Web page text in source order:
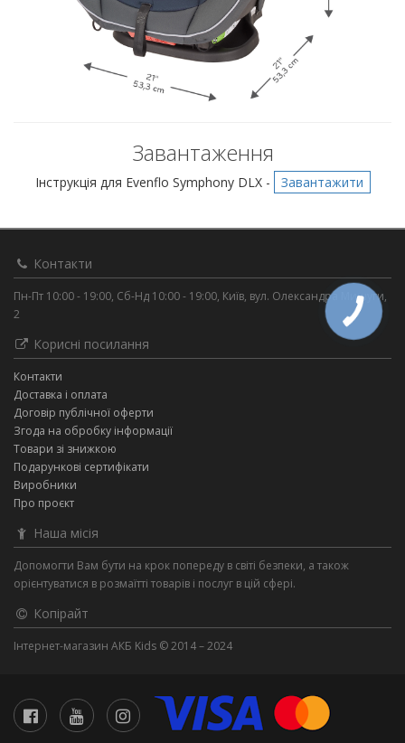
Завантаження
Інструкція для Evenflo Symphony DLX - Завантажити
Контакти
Пн-Пт 10:00 - 19:00, Сб-Нд 10:00 - 19:00, Київ, вул. Олександра Мишуги,
2
Корисні посилання
Контакти
Доставка і оплата
Договір публічної оферти
Згода на обробку інформації
Товари зі знижкою
Подарункові сертифікати
Виробники
Про проєкт
Наша місія
Допомогти Вам бути на крок попереду в світі безпеки, а також
орієнтуватися в розмаїтті товарів і послуг в цій сфері.
Копірайт
Інтернет-магазин АКБ Kids © 2014 – 2024